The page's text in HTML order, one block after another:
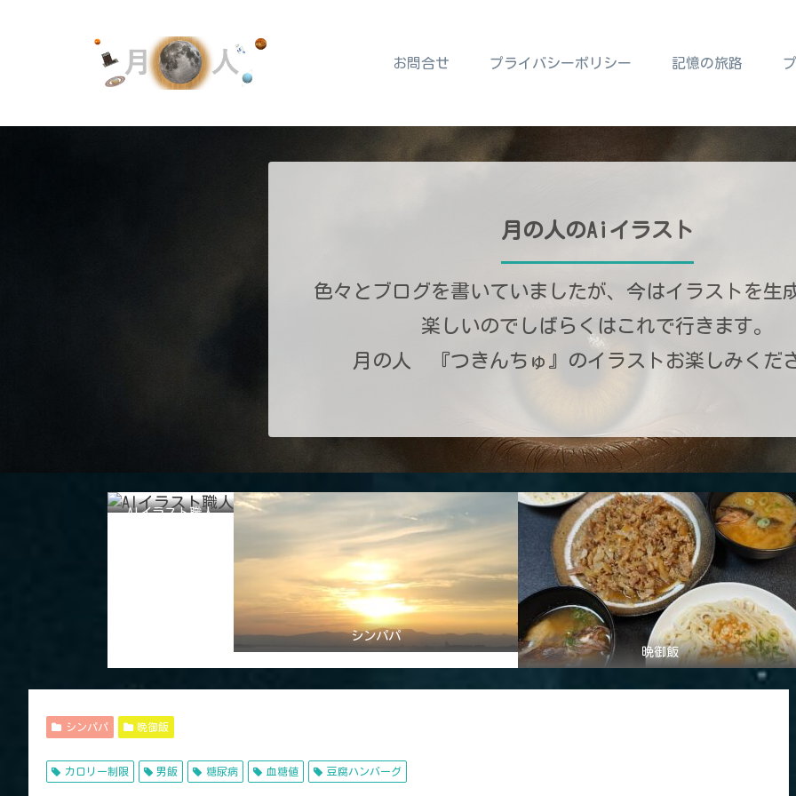
お問合せ プライバシーポリシー 記憶の旅路
月の人のAiイラスト
色々とブログを書いていましたが、今はイラストを生
楽しいのでしばらくはこれで行きます。
月の人 『つきんちゅ』のイラストお楽しみくだ
AIイラスト職人
シンパパ
晩御飯
シンパパ 晩御飯
カロリー制限 男飯 糖尿病 血糖値 豆腐ハンバーグ